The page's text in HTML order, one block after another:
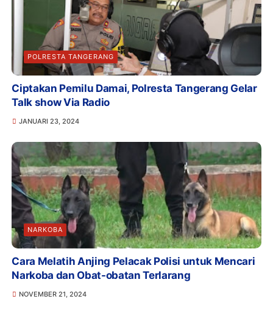
POLRESTA TANGERANG
Ciptakan Pemilu Damai, Polresta Tangerang Gelar
Talk show Via Radio
JANUARI 23, 2024
NARKOBA
Cara Melatih Anjing Pelacak Polisi untuk Mencari
Narkoba dan Obat-obatan Terlarang
NOVEMBER 21, 2024